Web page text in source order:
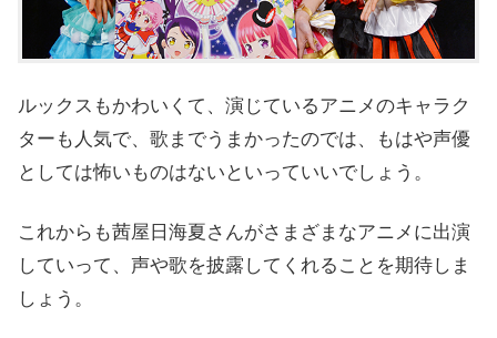
ルックスもかわいくて、演じているアニメのキャラク
ターも人気で、歌までうまかったのでは、もはや声優
としては怖いものはないといっていいでしょう。
これからも茜屋日海夏さんがさまざまなアニメに出演
していって、声や歌を披露してくれることを期待しま
しょう。